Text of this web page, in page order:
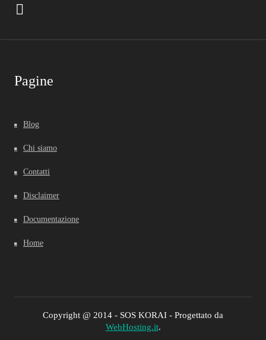
Pagine
Blog
Chi siamo
Contatti
Disclaimer
Documentazione
Home
Copyright @ 2014 - SOS KORAI - Progettato da
WebHosting.it.